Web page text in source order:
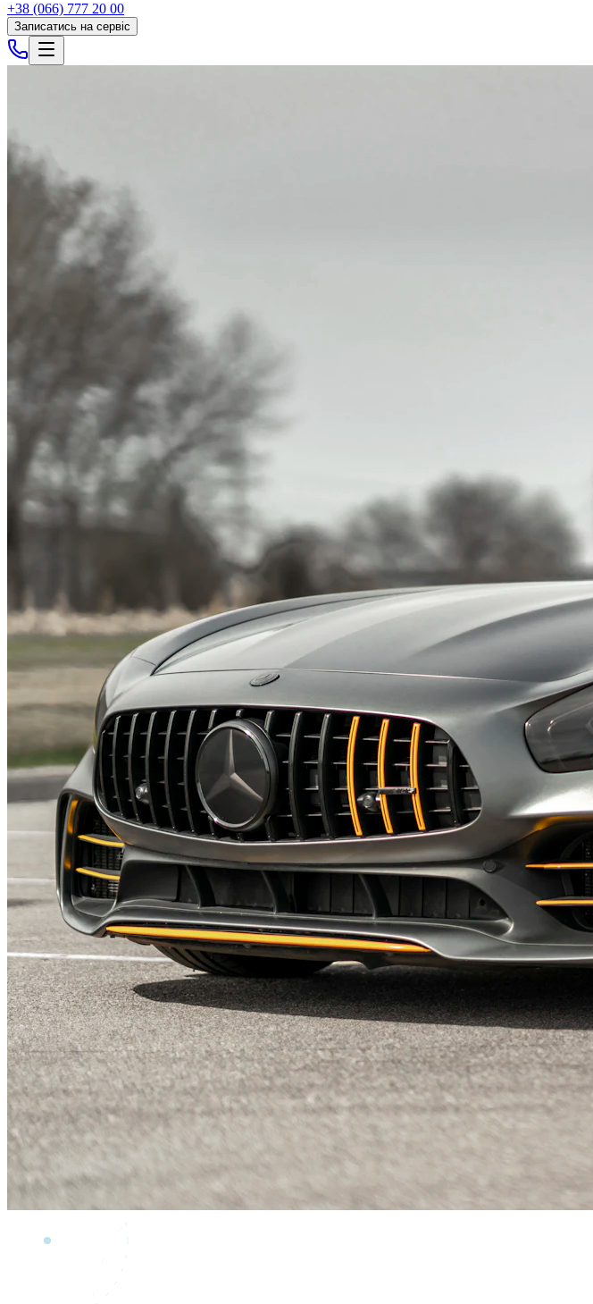
+38 (066) 777 20 00
Записатись на сервіс